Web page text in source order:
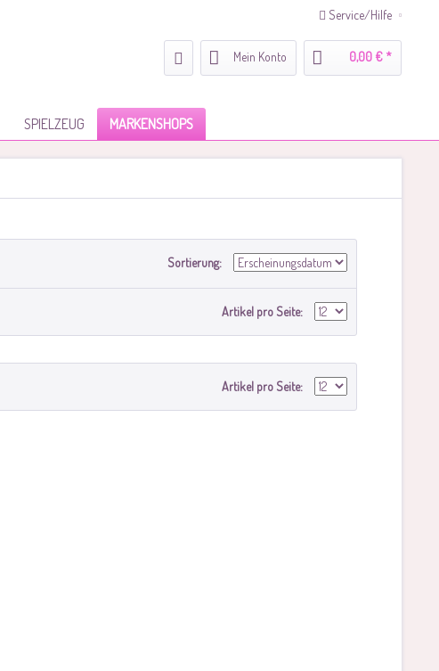
Service/Hilfe
Mein Konto 0,00 € *
SPIELZEUG MARKENSHOPS
Sortierung:
Artikel pro Seite:
Artikel pro Seite: